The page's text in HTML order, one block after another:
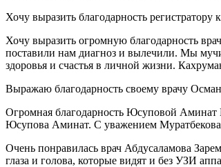
Хочу выразить благодарность
Хочу выразить огромную благодарность
поставили нам диагноз и вылечили. Мы
здоровья и счастья в личной жизни.
Выражаю благодарность своему врачу
Огромная благодарность Юсуповой Аминат
Юсупова Аминат. С уважением
Очень понравилась врач Абдусаламова
глаза и голова, которые видят и без УЗИ